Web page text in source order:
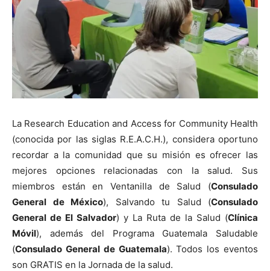
La Research Education and Access for Community Health
(conocida por las siglas R.E.A.C.H.), considera oportuno
recordar a la comunidad que su misión es ofrecer las
mejores opciones relacionadas con la salud. Sus
miembros están en Ventanilla de Salud (Consulado
General de México), Salvando tu Salud (Consulado
General de El Salvador) y La Ruta de la Salud (Clínica
Móvil), además del Programa Guatemala Saludable
(Consulado General de Guatemala). Todos los eventos
son GRATIS en la Jornada de la salud.